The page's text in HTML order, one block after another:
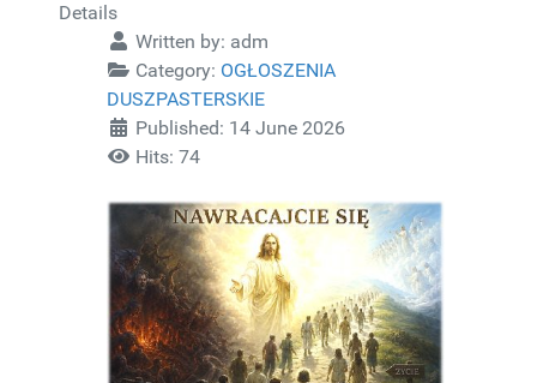
Details
Written by: adm
Category: OGŁOSZENIA
DUSZPASTERSKIE
Published: 14 June 2026
Hits: 74